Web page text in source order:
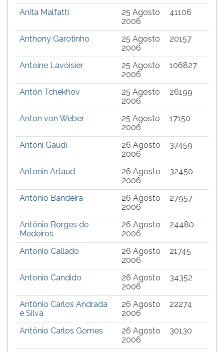
Anita Malfatti
25 Agosto
2006
41106
Anthony Garotinho
25 Agosto
2006
20157
Antoine Lavoisier
25 Agosto
2006
106827
Antón Tchékhov
25 Agosto
2006
26199
Anton von Weber
25 Agosto
2006
17150
Antoni Gaudí
26 Agosto
2006
37459
Antonin Artaud
26 Agosto
2006
32450
Antônio Bandeira
26 Agosto
2006
27957
Antônio Borges de
Medeiros
26 Agosto
2006
24480
Antonio Callado
26 Agosto
2006
21745
Antonio Candido
26 Agosto
2006
34352
Antônio Carlos Andrada
e Silva
26 Agosto
2006
22274
Antônio Carlos Gomes
26 Agosto
2006
30130